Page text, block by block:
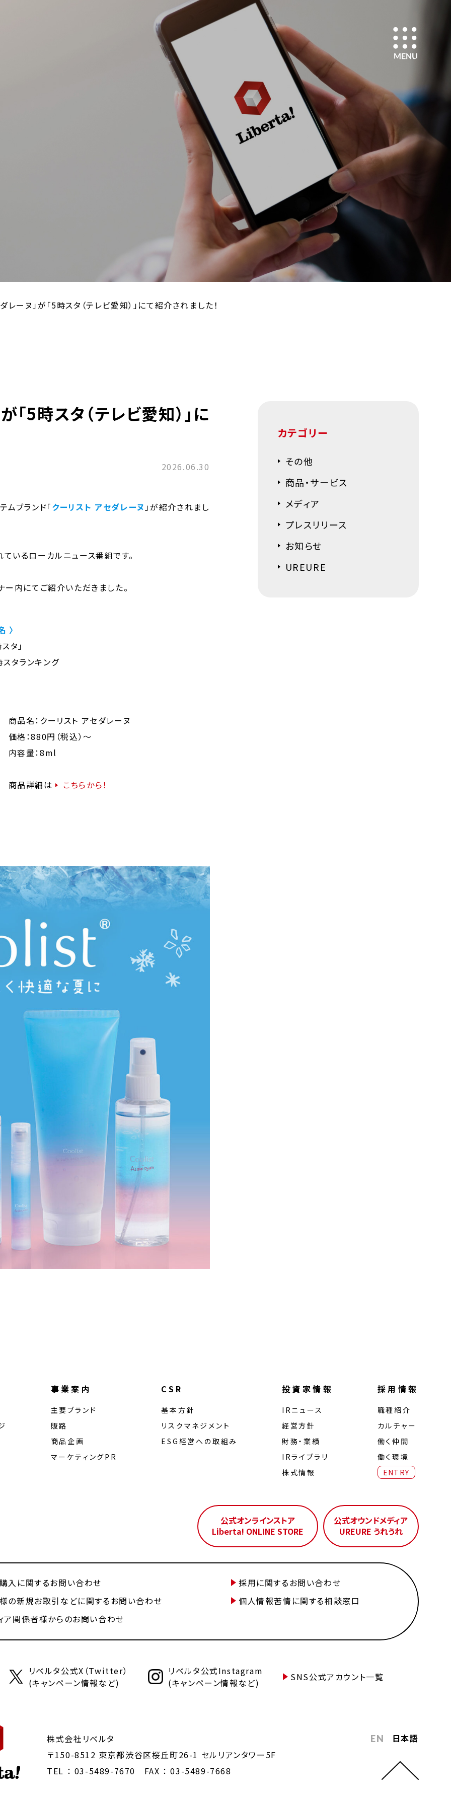
レーヌ」が「5時スタ（テレビ愛知）」にて紹介されました！
「5時スタ（テレビ愛知）」に
2026.06.30
ムブランド「クーリスト アセダレーヌ」が紹介されまし
いるローカルニュース番組です。
ー内にてご紹介いただきました。
〉
タ」
タランキング
商品名：クーリスト​ アセダレーヌ
価格：880円（税込）～
内容量：8ml
商品詳細は こちらから！
カテゴリー
その他
商品・サービス
メディア
プレスリリース
お知らせ
UREURE
事業案内
主要ブランド
販路
商品企画
マーケティングPR
CSR
基本方針
リスクマネジメント
ESG経営への取組み
投資家情報
IRニュース
経営⽅針
財務・業績
IRライブラリ
株式情報
採用情報
職種紹介
カルチャー
働く仲間
働く環境
ENTRY
公式オンラインストア
Liberta! ONLINE STORE
公式オウンドメディア
UREURE うれうれ
入に関するお問い合わせ
採用に関するお問い合わせ
の新規お取引などに関するお問い合わせ
個人情報苦情に関する相談窓口
ア関係者様からのお問い合わせ
リベルタ公式X（Twitter）
(キャンペーン情報など)
リベルタ公式Instagram
(キャンペーン情報など)
SNS公式アカウント一覧
EN 日本語
株式会社リベルタ
〒150-8512 東京都渋谷区桜丘町26-1 セルリアンタワー5F
TEL ： 03-5489-7670 FAX ： 03-5489-7668